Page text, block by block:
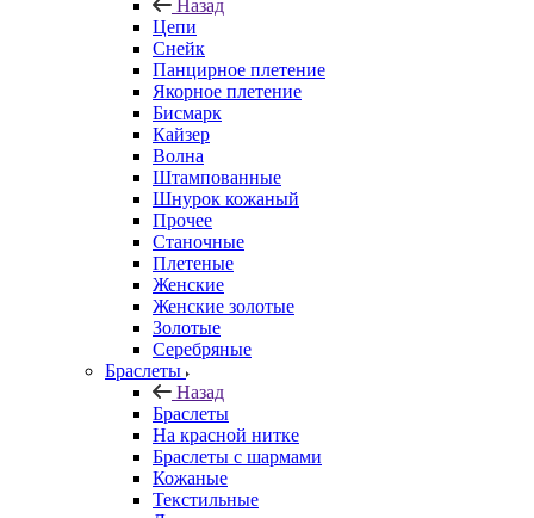
Назад
Цепи
Снейк
Панцирное плетение
Якорное плетение
Бисмарк
Кайзер
Волна
Штампованные
Шнурок кожаный
Прочее
Станочные
Плетеные
Женские
Женские золотые
Золотые
Серебряные
Браслеты
Назад
Браслеты
На красной нитке
Браслеты с шармами
Кожаные
Текстильные